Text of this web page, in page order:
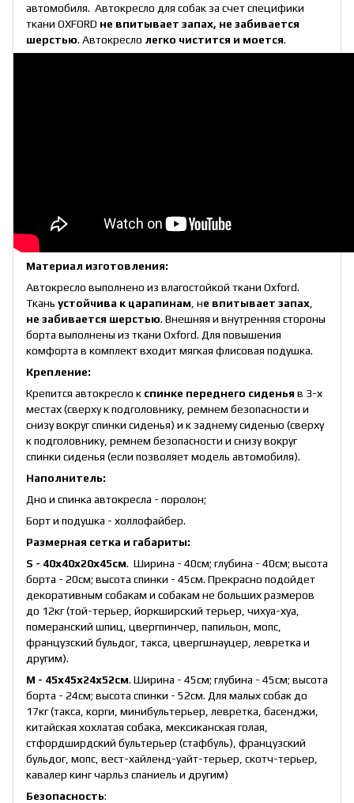
автомобиля. Автокресло для собак за счет специфики
ткани OXFORD не впитывает запах, не забивается
шерстью. Автокресло легко чистится и моется.
Материал изготовления:
Автокресло выполнено из влагостойкой ткани Oxford.
Ткань устойчива к царапинам , не впитывает запах
не забивается шерстью. Внешняя и внутренняя стороны
борта выполнены из ткани Oxford. Для повышения
комфорта в комплект входит мягкая флисовая подушка.
Крепление:
Крепится автокресло к спинке переднего сиденья в 3-х
местах (сверху к подголовнику, ремнем безопасности и
снизу вокруг спинки сиденья) и к заднему сиденью (сверху
к подголовнику, ремнем безопасности и снизу вокруг
спинки сиденья (если позволяет модель автомобиля).
Наполнитель:
Дно и спинка автокресла - поролон;
Борт и подушка - холлофайбер.
Размерная сетка и габариты:
S - 40x40x20x45см. Ширина - 40см; глубина - 40см; высота
борта - 20см; высота спинки - 45см. Прекрасно подойдет
декоративным собакам и собакам не больших размеров
до 12кг (той-терьер, йоркширский терьер, чихуа-хуа,
померанский шпиц, цвергпинчер, папильон, мопс,
французский бульдог, такса, цвергшнауцер, левретка и
другим).
M - 45x45x24x52см. Ширина - 45см; глубина - 45см; высота
борта - 24см; высота спинки - 52см. Для малых собак до
17кг (такса, корги, минибультерьер, левретка, басенджи,
китайская хохлатая собака, мексиканская голая,
стфордширдский бультерьер (стафбуль), французский
бульдог, мопс, вест-хайленд-уайт-терьер, скотч-терьер,
кавалер кинг чарльз спаниель и другим)
Безопасность: